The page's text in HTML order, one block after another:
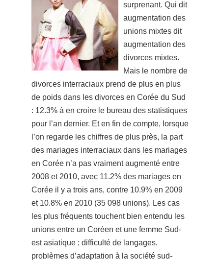
surprenant. Qui dit
augmentation des
unions mixtes dit
augmentation des
divorces mixtes.
Mais le nombre de
divorces interraciaux prend de plus en plus
de poids dans les divorces en Corée du Sud
: 12.3% à en croire le bureau des statistiques
pour l’an dernier. Et en fin de compte, lorsque
l’on regarde les chiffres de plus près, la part
des mariages interraciaux dans les mariages
en Corée n’a pas vraiment augmenté entre
2008 et 2010, avec 11.2% des mariages en
Corée il y a trois ans, contre 10.9% en 2009
et 10.8% en 2010 (35 098 unions). Les cas
les plus fréquents touchent bien entendu les
unions entre un Coréen et une femme Sud-
est asiatique ; difficulté de langages,
problèmes d’adaptation à la société sud-